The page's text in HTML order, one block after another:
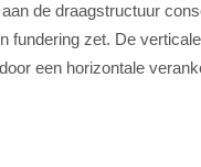
de draagstructuur
fundering zet. De
een horizontale